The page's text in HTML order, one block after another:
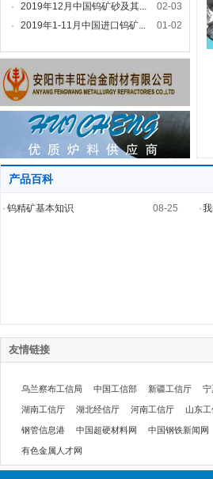
·
2019年12月中国钨矿砂及其...
02-03
·
2019年1-11月中国进口钨矿... 01-02
产品百科
· 钨精矿基本知识 08-25 ·
友情链接
乌兰察布工信局 中国工信部 新疆工信厅 宁
湖南工信厅 湖北经信厅 河南工信厅 山东
钢管信息港 中国超硬材料网 中国钢铁新闻网
有色金属人才网